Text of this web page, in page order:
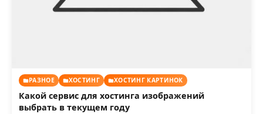
РАЗНОЕ ХОСТИНГ ХОСТИНГ КАРТИНОК
Какой сервис для хостинга изображений
выбрать в текущем году